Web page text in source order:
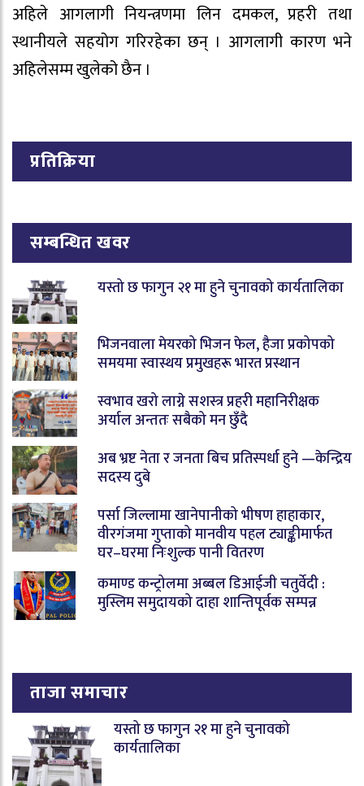
अहिले आगलागी नियन्त्रणमा लिन दमकल, प्रहरी तथा
स्थानीयले सहयोग गरिरहेका छन् । आगलागी कारण भने
अहिलेसम्म खुलेको छैन ।
प्रतिक्रिया
सम्बन्धित खवर
यस्तो छ फागुन २१ मा हुने चुनावको कार्यतालिका
भिजनवाला मेयरको भिजन फेल, हैजा प्रकोपको
समयमा स्वास्थय प्रमुखहरू भारत प्रस्थान
स्वभाव खरो लाग्ने सशस्त्र प्रहरी महानिरीक्षक
अर्याल अन्ततः सबैको मन छुँदै
अब भ्रष्ट नेता र जनता बिच प्रतिस्पर्धा हुने —केन्द्रिय
सदस्य दुबे
पर्सा जिल्लामा खानेपानीको भीषण हाहाकार,
वीरगंजमा गुप्ताको मानवीय पहल ट्याङ्कीमार्फत
घर–घरमा निःशुल्क पानी वितरण
कमाण्ड कन्ट्रोलमा अब्बल डिआईजी चतुर्वेदी :
मुस्लिम समुदायको दाहा शान्तिपूर्वक सम्पन्न
ताजा समाचार
यस्तो छ फागुन २१ मा हुने चुनावको
कार्यतालिका